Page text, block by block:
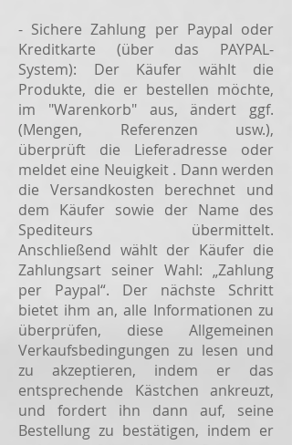
- Sichere Zahlung per Paypal oder
Kreditkarte (über das PAYPAL-
System): Der Käufer wählt die
Produkte, die er bestellen möchte,
im "Warenkorb" aus, ändert ggf.
(Mengen, Referenzen usw.),
überprüft die Lieferadresse oder
meldet eine Neuigkeit . Dann werden
die Versandkosten berechnet und
dem Käufer sowie der Name des
Spediteurs übermittelt.
Anschließend wählt der Käufer die
Zahlungsart seiner Wahl: „Zahlung
per Paypal“. Der nächste Schritt
bietet ihm an, alle Informationen zu
überprüfen, diese Allgemeinen
Verkaufsbedingungen zu lesen und
zu akzeptieren, indem er das
entsprechende Kästchen ankreuzt,
und fordert ihn dann auf, seine
Bestellung zu bestätigen, indem er